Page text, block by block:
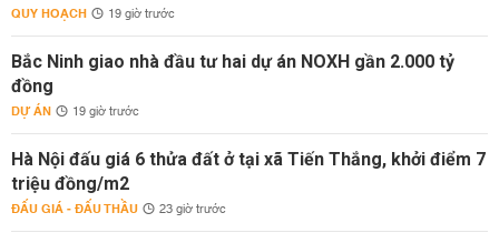
QUY HOẠCH 19 giờ trước
Bắc Ninh giao nhà đầu tư hai dự án NOXH gần 2.000 tỷ
đồng
DỰ ÁN 19 giờ trước
Hà Nội đấu giá 6 thửa đất ở tại xã Tiến Thắng, khởi điểm 7
triệu đồng/m2
ĐẤU GIÁ - ĐẤU THẦU 23 giờ trước